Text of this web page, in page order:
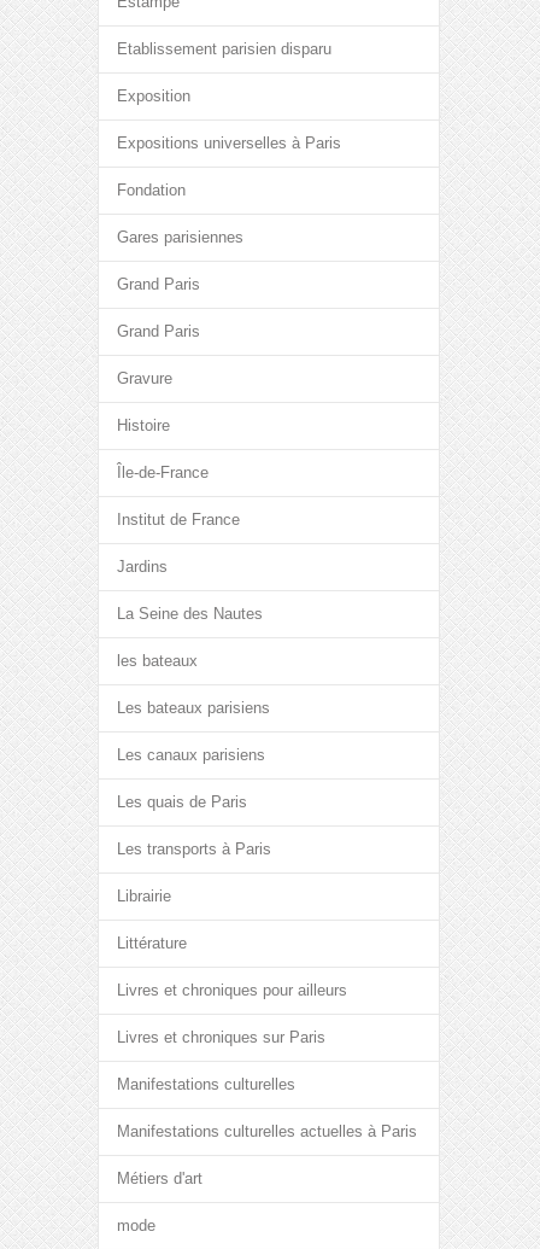
Etablissement parisien disparu
Exposition
Expositions universelles à Paris
Fondation
Gares parisiennes
Grand Paris
Grand Paris
Gravure
Histoire
Île-de-France
Institut de France
Jardins
La Seine des Nautes
les bateaux
Les bateaux parisiens
Les canaux parisiens
Les quais de Paris
Les transports à Paris
Librairie
Littérature
Livres et chroniques pour ailleurs
Livres et chroniques sur Paris
Manifestations culturelles
Manifestations culturelles actuelles à Paris
Métiers d'art
mode